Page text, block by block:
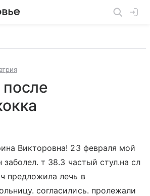
Викторовна! 23 февраля мой
т 38.3 частый стул.на сл
предложила лечь в
согласились. пролежали